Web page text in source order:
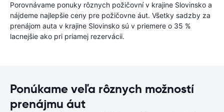
Porovnávame ponuky rôznych požičovní v krajine Slovinsko a
nájdeme najlepšie ceny pre požičovne áut. Všetky sadzby za
prenájom auta v krajine Slovinsko sú v priemere o 35 %
lacnejšie ako pri priamej rezervácii.
Ponúkame veľa rôznych možností
prenájmu áut